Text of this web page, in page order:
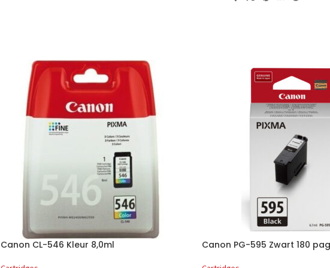
Canon CL-546 Kleur 8,0ml Canon PG-595 Zwart 180